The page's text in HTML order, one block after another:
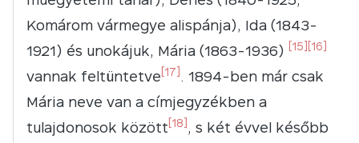
Komárom vármegye alispánja), Ida (1843-
1921) és unokájuk, Mária (1863-1936)
[15] [16]
vannak feltüntetve [17] . 1894-ben már csak
Mária neve van a címjegyzékben a
tulajdonosok között [18] , s két évvel később